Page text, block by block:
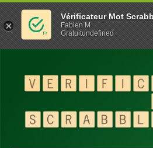
Vérificateur Mot
Fabien M
Gratuitundefined